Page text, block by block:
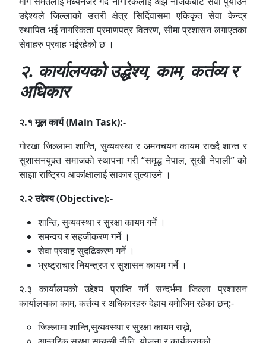
उद्देश्यले जिल्लाको उत्तरी क्षेत्र सिर्दिवासमा एकिकृत सेवा केन्द्र
स्थापित भई नागरिकता प्रमाणपत्र वितरण, सीमा प्रशासन लगाएतका
सेवाहरु प्रवाह भईरहेको छ ।
२. कार्यालयको उद्धेश्य, काम, कर्तव्य र
अधिकार
२.१मूलकार्य(Main Task):-
गोरखा जिल्लामा शान्ति, सुव्यवस्था र अमनचयन कायम राख्दै शान्त र
सुशासनयुक्त समाजको स्थापना गरी “समृद्ध नेपाल, सुखी नेपाली” को
साझा राष्ट्रिय आकांक्षालाई साकार तुल्याउने ।
२.२उद्देश्य (Objective):-
शान्ति, सुव्यवस्था र सुरक्षा कायम गर्ने ।
समन्वय र सहजीकरण गर्ने ।
सेवा प्रवाह सुदढिकरण गर्ने ।
भ्रष्ट्राचार नियन्त्रण र सुशासन कायम गर्ने ।
२.३ कार्यालयको उद्देश्य प्राप्ति गर्ने सन्दर्भमा जिल्ला प्रशासन
कार्यालयका काम, कर्तव्य र अधिकारहरु देहाय बमोजिम रहेका छन्:-
जिल्लामा शान्ति,सुव्यवस्था र सुरक्षा कायम राख्ने,